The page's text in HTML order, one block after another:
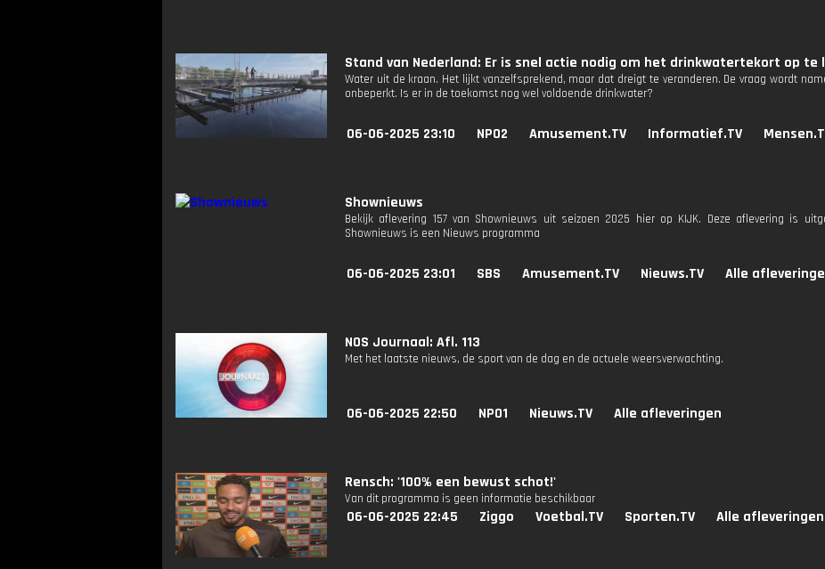
Stand van Nederland: Er is snel actie nodig om het drinkwatertekort op te
Water uit de kraan. Het lijkt vanzelfsprekend, maar dat dreigt te veranderen. De vraag wordt
onbeperkt. Is er in de toekomst nog wel voldoende drinkwater?
06-06-2025 23:10 NPO2 Amusement.TV Informatief.TV
Shownieuws
Bekijk aflevering 157 van Shownieuws uit seizoen 2025 hier op KIJK. Deze aflevering is
Shownieuws is een Nieuws programma
06-06-2025 23:01 SBS Amusement.TV Nieuws.TV Alle
NOS Journaal: Afl. 113
Met het laatste nieuws, de sport van de dag en de actuele weersverwachting.
06-06-2025 22:50 NPO1 Nieuws.TV Alle afleveringen
Rensch: '100% een bewust schot!'
Van dit programma is geen informatie beschikbaar
06-06-2025 22:45 Ziggo Voetbal.TV Sporten.TV Alle afleveringen